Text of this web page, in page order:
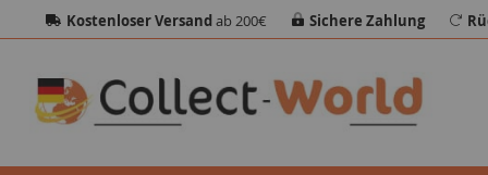
Kostenloser Versandab 200€ Sichere Zahlung